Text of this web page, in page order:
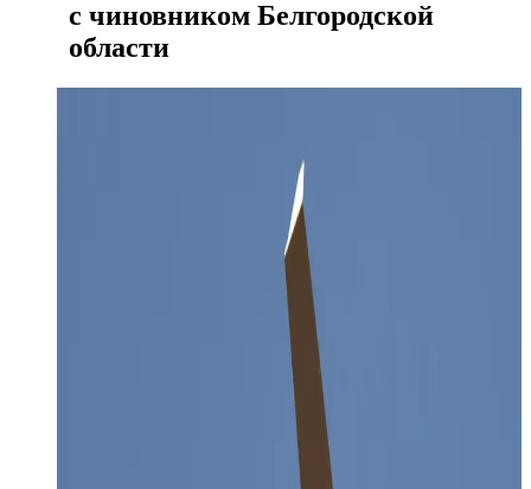
с чиновником Белгородской
области